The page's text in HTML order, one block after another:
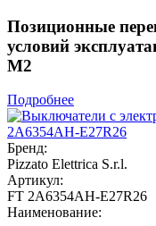
Позиционные
условий
M2
Подробнее
Бренд:
Pizzato Elettrica S.r.l.
Артикул:
FT 2A6354AH-E27R26
Наименование: